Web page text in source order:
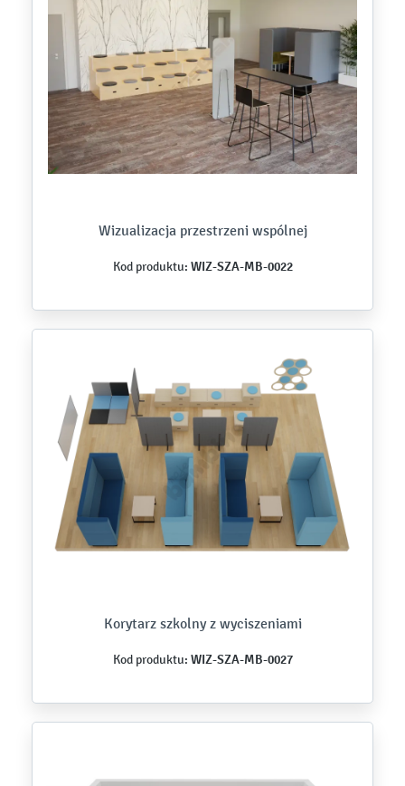
Wizualizacja przestrzeni wspólnej
Kod produktu: WIZ-SZA-MB-0022
Korytarz szkolny z wyciszeniami
Kod produktu: WIZ-SZA-MB-0027